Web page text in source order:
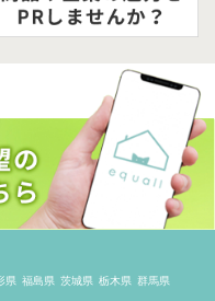
県 福島県 茨城県 栃木県 群馬県